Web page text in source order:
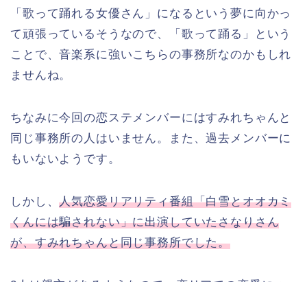
「歌って踊れる女優さん」になるという夢に向かっ
て頑張っているそうなので、「歌って踊る」という
ことで、音楽系に強いこちらの事務所なのかもしれ
ませんね。
ちなみに今回の恋ステメンバーにはすみれちゃんと
同じ事務所の人はいません。また、過去メンバーに
もいないようです。
しかし、人気恋愛リアリティ番組「白雪とオオカミ
くんには騙されない」に出演していたさなりさん
が、すみれちゃんと同じ事務所でした。